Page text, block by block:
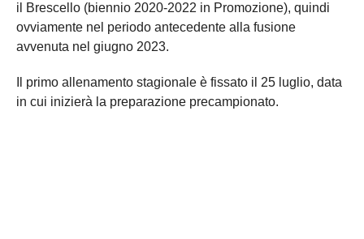
il Brescello (biennio 2020-2022 in Promozione), quindi
ovviamente nel periodo antecedente alla fusione
avvenuta nel giugno 2023.
Il primo allenamento stagionale è fissato il 25 luglio, data
in cui inizierà la preparazione precampionato.